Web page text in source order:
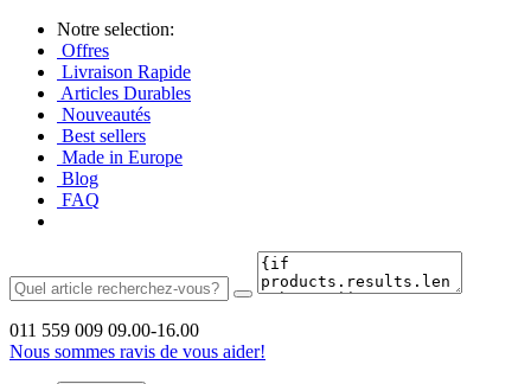
Notre selection:
Offres
Livraison Rapide
Articles Durables
Nouveautés
Best sellers
Made in Europe
Blog
FAQ
011 559 009 09.00-16.00
Nous sommes ravis de vous aider!